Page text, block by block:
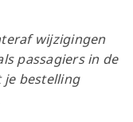
wijzigingen
passagiers in de
je bestelling